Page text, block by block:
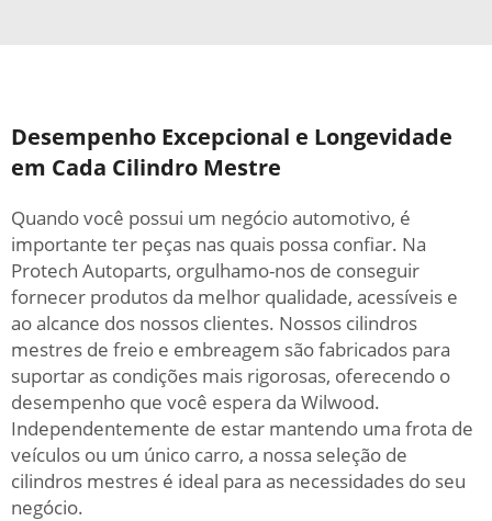
Desempenho Excepcional e Longevidade
em Cada Cilindro Mestre
Quando você possui um negócio automotivo, é
importante ter peças nas quais possa confiar. Na
Protech Autoparts, orgulhamo-nos de conseguir
fornecer produtos da melhor qualidade, acessíveis e
ao alcance dos nossos clientes. Nossos cilindros
mestres de freio e embreagem são fabricados para
suportar as condições mais rigorosas, oferecendo o
desempenho que você espera da Wilwood.
Independentemente de estar mantendo uma frota de
veículos ou um único carro, a nossa seleção de
cilindros mestres é ideal para as necessidades do seu
negócio.